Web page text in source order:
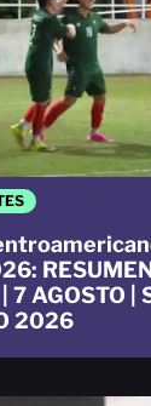
| 7 AGOSTO |
2026